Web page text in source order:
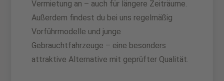
Vermietung an – auch für längere Zeiträume.
Außerdem findest du bei uns regelmäßig
Vorführmodelle und junge
Gebrauchtfahrzeuge – eine besonders
attraktive Alternative mit geprüfter Qualität.